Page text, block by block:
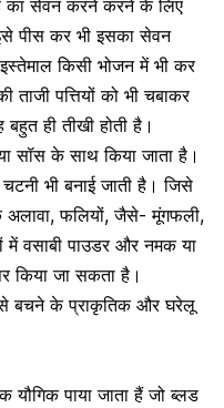
का सेवन करने करने के लिए
पीस कर भी इसका सेवन
किसी भोजन में भी कर
पत्तियों को भी चबाकर
ही तीखी होती है।
सॉस के साथ किया जाता है।
भी बनाई जाती है। जिसे
अलावा, फलियों, जैसे-मूंगफली,
वसाबी पाउडर और नमक या
किया जा सकता है।
बचने के प्राकृतिक और घरेलू
यौगिक पाया जाता हैं जोब्लड